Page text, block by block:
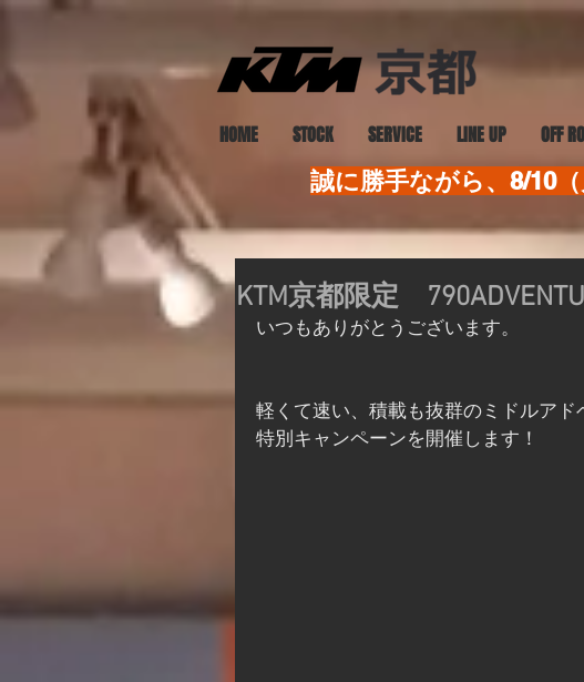
HOME STOCK SERVICE LINE UP OFF
誠に勝手ながら、8/10
KTM京都限定
いつもありがとうございます。
軽くて速い、積載も抜群のミドルアド
特別キャンペーンを開催します！